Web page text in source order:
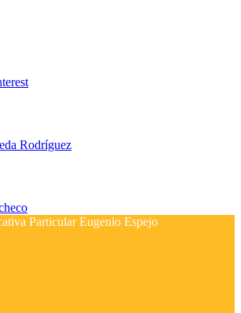
Rodríguez
Particular Eugenio Espejo